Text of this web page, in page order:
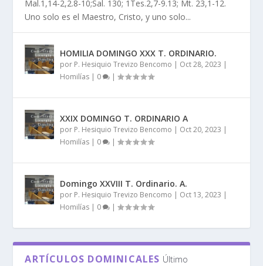
Mal.1,14-2,2.8-10;Sal. 130; 1Tes.2,7-9.13; Mt. 23,1-12.
Uno solo es el Maestro, Cristo, y uno solo...
HOMILIA DOMINGO XXX T. ORDINARIO.
por P. Hesiquio Trevizo Bencomo | Oct 28, 2023 |
Homilías | 0 |
XXIX DOMINGO T. ORDINARIO A
por P. Hesiquio Trevizo Bencomo | Oct 20, 2023 |
Homilías | 0 |
Domingo XXVIII T. Ordinario. A.
por P. Hesiquio Trevizo Bencomo | Oct 13, 2023 |
Homilías | 0 |
ARTÍCULOS DOMINICALES Último